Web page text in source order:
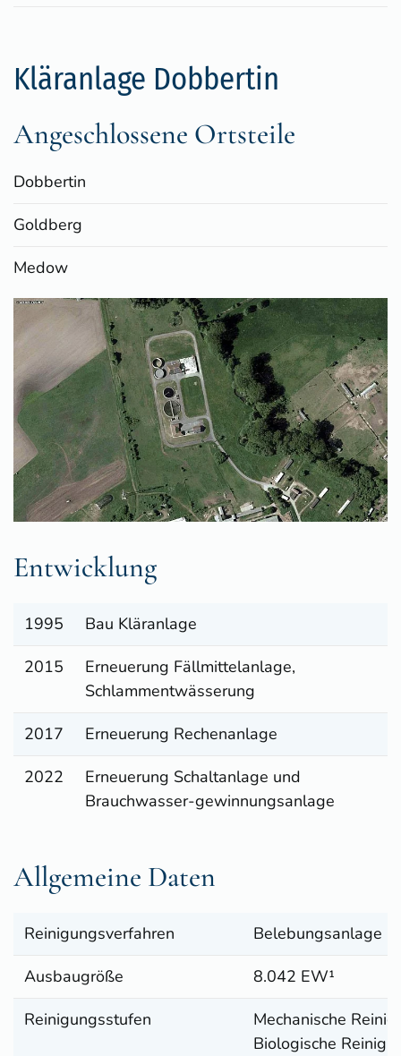
Kläranlage Dobbertin
Angeschlossene Ortsteile
Dobbertin
Goldberg
Medow
Entwicklung
1995
Bau Kläranlage
2015
Erneuerung Fällmittelanlage,
Schlammentwässerung
2017
Erneuerung Rechenanlage
2022
Erneuerung Schaltanlage und
Brauchwasser-gewinnungsanlage
Allgemeine Daten
Reinigungsverfahren
Belebungsanlage
Ausbaugröße
8.042 EW¹
Reinigungsstufen
Mechanische
Biologische